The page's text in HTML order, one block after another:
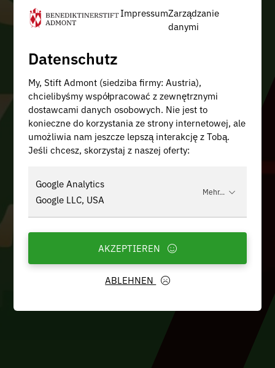
ImpressumZarządzanie
danymi
Datenschutz
My, Stift Admont (siedziba firmy: Austria),
chcielibyśmy współpracować z zewnętrznymi
dostawcami danych osobowych. Nie jest to
konieczne do korzystania ze strony internetowej, ale
umożliwia nam jeszcze lepszą interakcję z Tobą.
Jeśli chcesz, skorzystaj z naszej oferty:
Google Analytics
Google LLC, USA
Mehr...
ABLEHNEN
AKZEPTIEREN